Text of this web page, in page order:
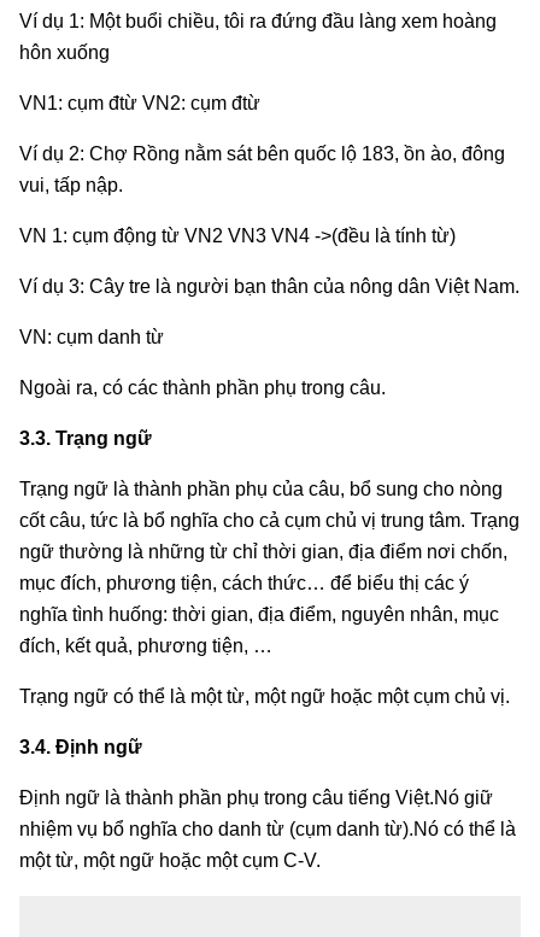
Ví dụ 1: Một buổi chiều, tôi ra đứng đầu làng xem hoàng
hôn xuống
VN1: cụm đtừ VN2: cụm đtừ
Ví dụ 2: Chợ Rồng nằm sát bên quốc lộ 183, ồn ào, đông
vui, tấp nập.
VN 1: cụm động từ VN2 VN3 VN4 ->(đều là tính từ)
Ví dụ 3: Cây tre là người bạn thân của nông dân Việt Nam.
VN: cụm danh từ
Ngoài ra, có các thành phần phụ trong câu.
3.3. Trạng ngữ
Trạng ngữ là thành phần phụ của câu, bổ sung cho nòng
cốt câu, tức là bổ nghĩa cho cả cụm chủ vị trung tâm. Trạng
ngữ thường là những từ chỉ thời gian, địa điểm nơi chốn,
mục đích, phương tiện, cách thức… để biểu thị các ý
nghĩa tình huống: thời gian, địa điểm, nguyên nhân, mục
đích, kết quả, phương tiện, …
Trạng ngữ có thể là một từ, một ngữ hoặc một cụm chủ vị.
3.4. Định ngữ
Định ngữ là thành phần phụ trong câu tiếng Việt.Nó giữ
nhiệm vụ bổ nghĩa cho danh từ (cụm danh từ).Nó có thể là
một từ, một ngữ hoặc một cụm C-V.